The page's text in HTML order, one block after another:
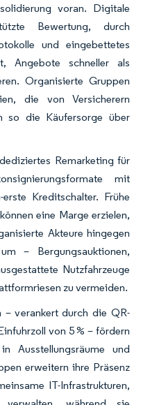
voran. Digitale
Bewertung, durch
und eingebettetes
Angebote schneller als
Organisierte Gruppen
die von Versicherern
so die Käufersorge über
Remarketing für
mit
Kreditschalter. Frühe
eine Marge erzielen,
Akteure hingegen
– Bergungsauktionen,
Nutzfahrzeuge
zu vermeiden.
– verankert durch die QR-
von 5 % – fördern
Ausstellungsräume und
erweitern ihre Präsenz
IT-Infrastrukturen,